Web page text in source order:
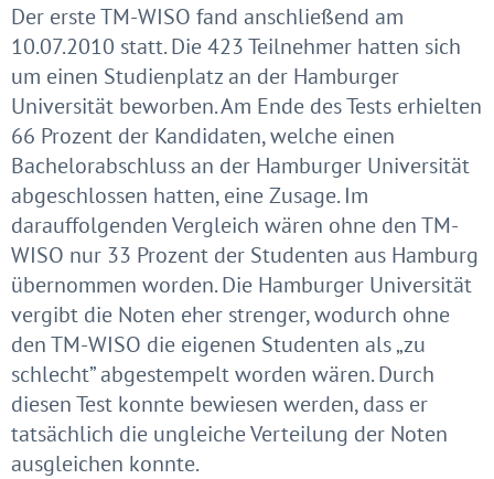
Der erste TM-WISO fand anschließend am
10.07.2010 statt. Die 423 Teilnehmer hatten sich
um einen Studienplatz an der Hamburger
Universität beworben. Am Ende des Tests erhielten
66 Prozent der Kandidaten, welche einen
Bachelorabschluss an der Hamburger Universität
abgeschlossen hatten, eine Zusage. Im
darauffolgenden Vergleich wären ohne den TM-
WISO nur 33 Prozent der Studenten aus Hamburg
übernommen worden. Die Hamburger Universität
vergibt die Noten eher strenger, wodurch ohne
den TM-WISO die eigenen Studenten als „zu
schlecht” abgestempelt worden wären. Durch
diesen Test konnte bewiesen werden, dass er
tatsächlich die ungleiche Verteilung der Noten
ausgleichen konnte.